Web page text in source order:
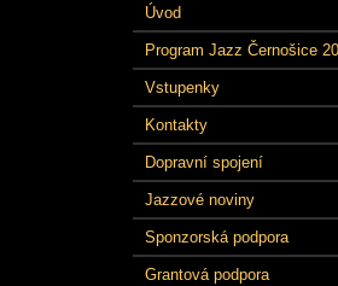
Úvod
Program Jazz Černošice
Vstupenky
Kontakty
Dopravní spojení
Jazzové noviny
Sponzorská podpora
Grantová podpora